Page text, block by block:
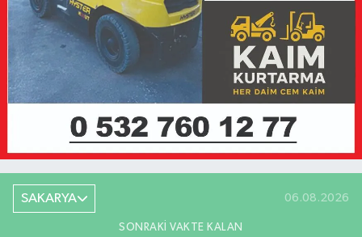
SAKARYA 06.08.2026
SONRAKI VAKTE KALAN